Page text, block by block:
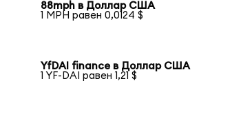
88mph в Доллар США
1 MPH равен 0,0124 $
YfDAI finance в Доллар США
1 YF-DAI равен 1,21 $